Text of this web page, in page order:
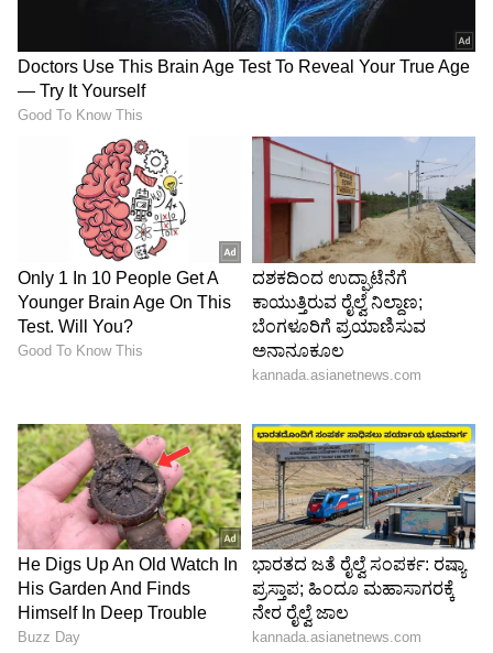
Asianet News
ದುರ್ಬಲ ರೋಗನಿರೋಧಕ ಶಕ್ತಿಯಿಂದ ಈ ಸಮಸ್ಯೆ
ನಿದ್ರಾಹೀನತೆ ರೋಗನಿರೋಧಕ ಶಕ್ತಿಯನ್ನು
ದುರ್ಬಲಗೊಳಿಸುವುದು ಮಾತ್ರವಲ್ಲ ಹೃದ್ರೋಗ, ಬೊಜ್ಜು ಮತ್ತು
ಮಾನಸಿಕ ಆರೋಗ್ಯದ ಮೇಲೆ ಪರಿಣಾಮ ಬೀರುತ್ತದೆ.
ಆಳವಾದ ನಿದ್ರೆಯ ಸಮಯದಲ್ಲಿ ದೇಹ ತನ್ನನ್ನು ತಾನೇ
ಸರಿಪಡಿಸಿಕೊಳ್ಳುತ್ತದೆ ಮತ್ತು ಸೋಂಕಿನ ವಿರುದ್ಧ ಹೋರಾಡುವ
ಪ್ರೋಟೀನ್ಗಳನ್ನು ಉತ್ಪಾದಿಸುತ್ತದೆ. ನಿದ್ರೆ ಕಡಿಮೆಯಾದ್ರೆ ಇದ್ರ
ಉತ್ಪಾದನೆ ಕಡಿಮೆಯಾಗುತ್ತದೆ.
Image Credit : Asianet News
ಜೀವನ ಶೈಲಿಯಿಂದ ಅಡ್ಡಪರಿಣಾಮ